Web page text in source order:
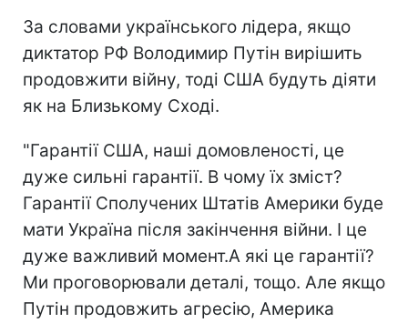
За словами українського лідера, якщо
диктатор РФ Володимир Путін вирішить
продовжити війну, тоді США будуть діяти
як на Близькому Сході.
"Гарантії США, наші домовленості, це
дуже сильні гарантії. В чому їх зміст?
Гарантії Сполучених Штатів Америки буде
мати Україна після закінчення війни. І це
дуже важливий момент.А які це гарантії?
Ми проговорювали деталі, тощо. Але якщо
Путін продовжить агресію, Америка